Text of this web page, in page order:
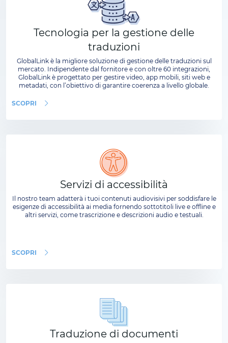
Tecnologia per la gestione delle
traduzioni
GlobalLink è la migliore soluzione di gestione delle traduzioni sul
mercato. Indipendente dal fornitore e con oltre 60 integrazioni,
GlobalLink è progettato per gestire video, app mobili, siti web e
metadati, con l’obiettivo di garantire coerenza a livello globale.
SCOPRI
Servizi di accessibilità
Il nostro team adatterà i tuoi contenuti audiovisivi per soddisfare le
esigenze di accessibilità ai media fornendo sottotitoli live e offline e
altri servizi, come trascrizione e descrizioni audio e testuali.
SCOPRI
Traduzione di documenti